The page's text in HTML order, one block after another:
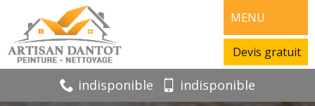
MENU
Devis gratuit
indisponible indisponible